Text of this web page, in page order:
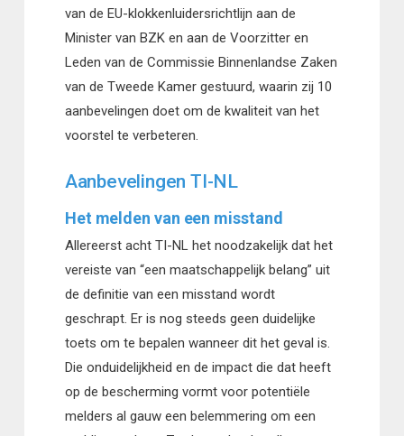
van de EU-klokkenluidersrichtlijn aan de
Minister van BZK en aan de Voorzitter en
Leden van de Commissie Binnenlandse Zaken
van de Tweede Kamer gestuurd, waarin zij 10
aanbevelingen doet om de kwaliteit van het
voorstel te verbeteren.
Aanbevelingen TI-NL
Het melden van een misstand
Allereerst acht TI-NL het noodzakelijk dat het
vereiste van “een maatschappelijk belang” uit
de definitie van een misstand wordt
geschrapt. Er is nog steeds geen duidelijke
toets om te bepalen wanneer dit het geval is.
Die onduidelijkheid en de impact die dat heeft
op de bescherming vormt voor potentiële
melders al gauw een belemmering om een